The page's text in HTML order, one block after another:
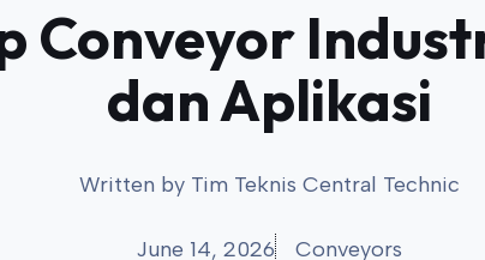
Conveyor
dan Aplikasi
Written by Tim Teknis Central Technic
June 14, 2026 Conveyors